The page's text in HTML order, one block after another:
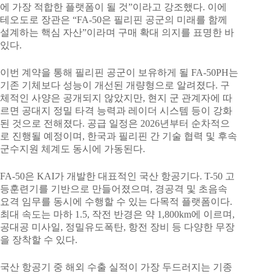
에 가장 적합한 플랫폼이 될 것”이라고 강조했다. 이에
테오도로 장관은 “FA-50은 필리핀 공군의 미래를 함께
설계하는 핵심 자산”이라며 구매 확대 의지를 표명한 바
있다.
이번 계약을 통해 필리핀 공군이 보유하게 될 FA-50PH는
기존 기체보다 성능이 개선된 개량형으로 알려졌다. 구
체적인 사양은 공개되지 않았지만, 현지 군 관계자에 따
르면 공대지 정밀 타격 능력과 레이더 시스템 등이 강화
된 것으로 전해졌다. 공급 일정은 2026년부터 순차적으
로 진행될 예정이며, 한국과 필리핀 간 기술 협력 및 후속
군수지원 체계도 동시에 가동된다.
FA-50은 KAI가 개발한 대표적인 국산 항공기다. T-50 고
등훈련기를 기반으로 만들어졌으며, 경공격 및 초음속
요격 임무를 동시에 수행할 수 있는 다목적 플랫폼이다.
최대 속도는 마하 1.5, 작전 반경은 약 1,800km에 이르며,
공대공 미사일, 정밀유도폭탄, 항전 장비 등 다양한 무장
을 장착할 수 있다.
국산 항공기 중 해외 수출 실적이 가장 두드러지는 기종